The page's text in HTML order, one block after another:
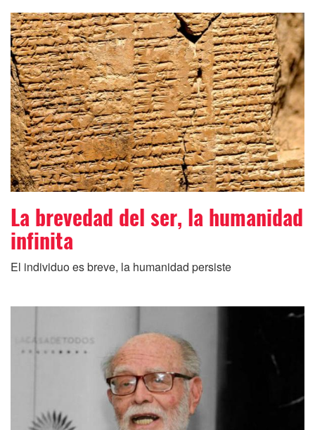
La brevedad del ser, la humanidad
infinita
El individuo es breve, la humanidad persiste